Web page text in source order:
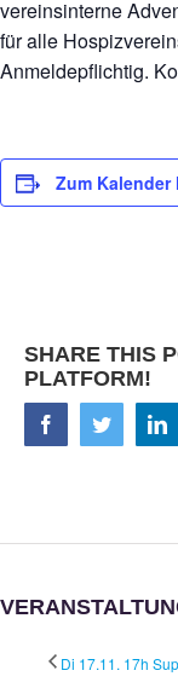
vereinsinterne
für alle
Anmeldepflichtig.
Zum
SHARE THIS
PLATFORM!
FacebookTwitter
Di 17.11. 17h